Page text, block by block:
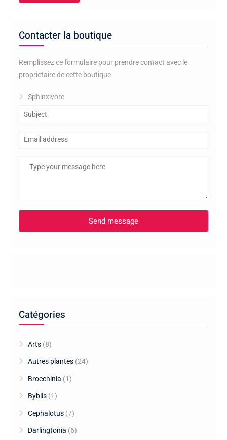
Contacter la boutique
Remplissez ce formulaire pour prendre contact avec le
proprietaire de cette boutique
Sphinxivore
Catégories
Arts (8)
Autres plantes (24)
Brocchinia (1)
Byblis (1)
Cephalotus (7)
Darlingtonia (6)